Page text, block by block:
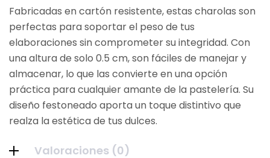
Fabricadas en cartón resistente, estas charolas son
perfectas para soportar el peso de tus
elaboraciones sin comprometer su integridad. Con
una altura de solo 0.5 cm, son fáciles de manejar y
almacenar, lo que las convierte en una opción
práctica para cualquier amante de la pastelería. Su
diseño festoneado aporta un toque distintivo que
realza la estética de tus dulces.
Valoraciones (0)